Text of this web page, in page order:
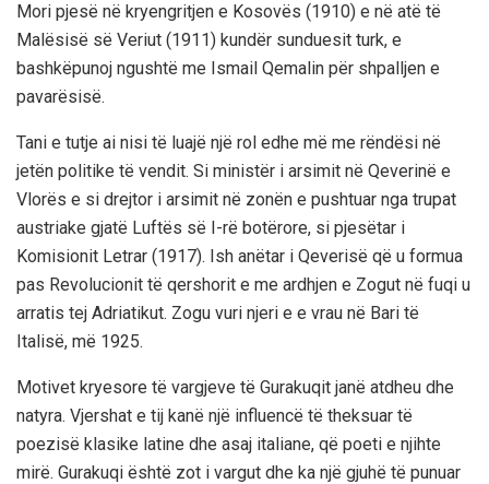
Mori pjesë në kryengritjen e Kosovës (1910) e në atë të
Malësisë së Veriut (1911) kundër sunduesit turk, e
bashkëpunoj ngushtë me Ismail Qemalin për shpalljen e
pavarësisë.
Tani e tutje ai nisi të luajë një rol edhe më me rëndësi në
jetën politike të vendit. Si ministër i arsimit në Qeverinë e
Vlorës e si drejtor i arsimit në zonën e pushtuar nga trupat
austriake gjatë Luftës së I-rë botërore, si pjesëtar i
Komisionit Letrar (1917). Ish anëtar i Qeverisë që u formua
pas Revolucionit të qershorit e me ardhjen e Zogut në fuqi u
arratis tej Adriatikut. Zogu vuri njeri e e vrau në Bari të
Italisë, më 1925.
Motivet kryesore të vargjeve të Gurakuqit janë atdheu dhe
natyra. Vjershat e tij kanë një influencë të theksuar të
poezisë klasike latine dhe asaj italiane, që poeti e njihte
mirë. Gurakuqi është zot i vargut dhe ka një gjuhë të punuar